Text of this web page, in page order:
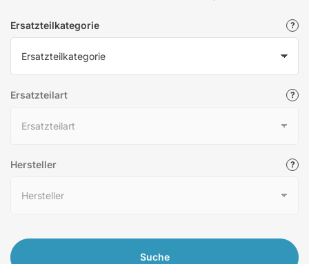
Ersatzteilkategorie
Ersatzteilart
Hersteller
Suche